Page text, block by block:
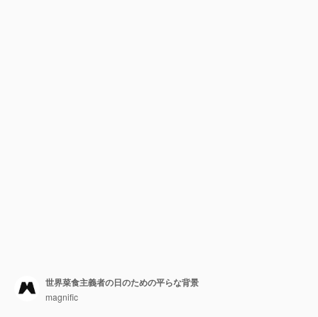
世界菜食主義者の日のための平らな背景
magnific